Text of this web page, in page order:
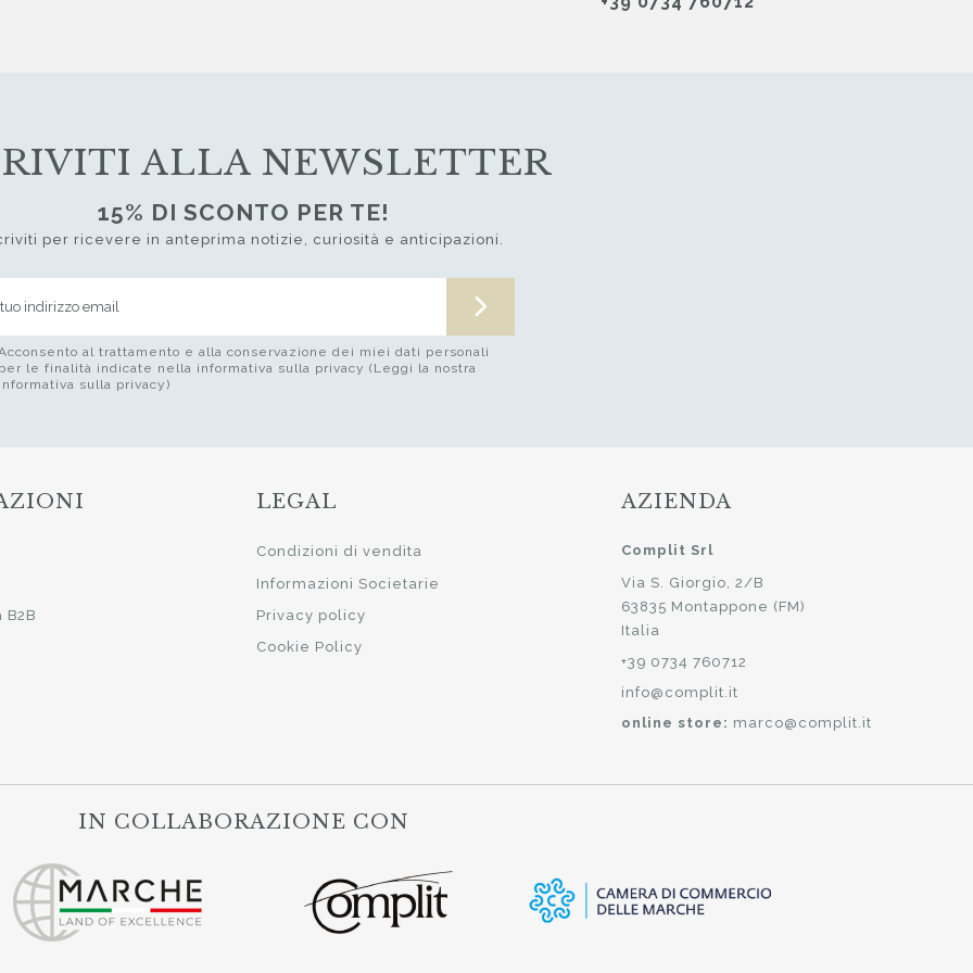
ALLA NEWSLETTER
15% DI SCONTO PER TE!
per ricevere in anteprima notizie, curiosità e anticipazioni.
al trattamento e alla conservazione dei miei dati personali
per le finalità indicate nella informativa sulla privacy (Leggi la nostra
informativa sulla privacy)
LEGAL
Condizioni di vendita
Informazioni Societarie
Privacy policy
Cookie Policy
AZIENDA
Complit Srl
Via S. Giorgio, 2/B
63835 Montappone (FM)
Italia
+39 0734 760712
info@complit.it
online store: marco@complit.it
IN COLLABORAZIONE CON